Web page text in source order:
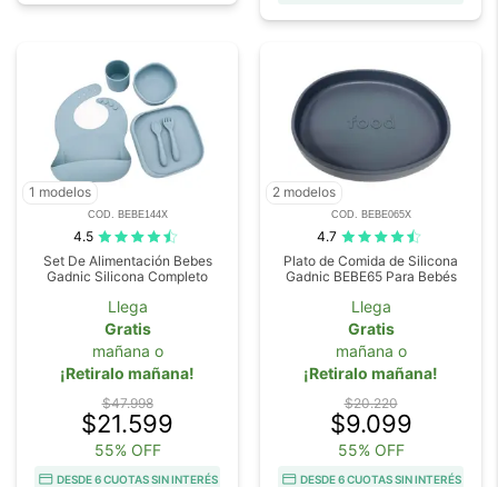
1 modelos
COD. BEBE144X
4.5
Set De Alimentación Bebes
Gadnic Silicona Completo
Llega
Gratis
mañana o
¡Retiralo mañana!
$47.998
$21.599
55% OFF
DESDE 6 CUOTAS SIN INTERÉS
2 modelos
COD. BEBE065X
4.7
Plato de Comida de Silicona
Gadnic BEBE65 Para Bebés
Llega
Gratis
mañana o
¡Retiralo mañana!
$20.220
$9.099
55% OFF
DESDE 6 CUOTAS SIN INTERÉS